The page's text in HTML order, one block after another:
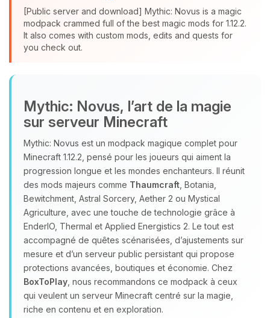
[Public server and download] Mythic: Novus is a magic
modpack crammed full of the best magic mods for 1.12.2.
It also comes with custom mods, edits and quests for
you check out.
Mythic: Novus, l’art de la magie
sur serveur Minecraft
Mythic: Novus est un modpack magique complet pour
Minecraft 1.12.2, pensé pour les joueurs qui aiment la
progression longue et les mondes enchanteurs. Il réunit
des mods majeurs comme Thaumcraft , Botania,
Bewitchment, Astral Sorcery, Aether 2 ou Mystical
Agriculture, avec une touche de technologie grâce à
EnderIO, Thermal et Applied Energistics 2. Le tout est
accompagné de quêtes scénarisées, d’ajustements sur
mesure et d’un serveur public persistant qui propose
protections avancées, boutiques et économie. Chez
BoxToPlay , nous recommandons ce modpack à ceux
qui veulent un serveur Minecraft centré sur la magie,
riche en contenu et en exploration.
assistant BoxToPlay. Dis-moi ce dont
tu as besoin et je vais remuer mes
petits circuits pour t’aider.
09/08/2026 à 05:05